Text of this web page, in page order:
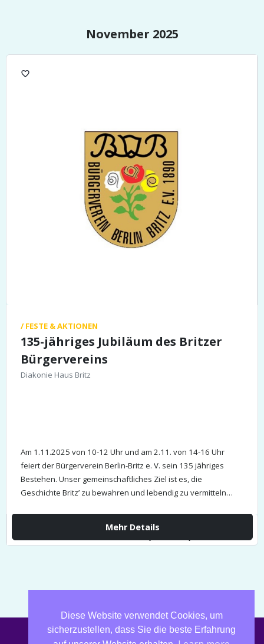
November 2025
favorite_border
/ FESTE & AKTIONEN
135-jähriges Jubiläum des Britzer
Bürgervereins
Diakonie Haus Britz
Am 1.11.2025 von 10-12 Uhr und am 2.11. von 14-16 Uhr
feiert der Bürgerverein Berlin-Britz e. V. sein 135 jähriges
Bestehen. Unser gemeinschaftliches Ziel ist es, die
Geschichte Britz’ zu bewahren und lebendig zu vermitteln…
Mehr Details
IMPRESSUM UND DATENSCHUTZ
Diese Website verwendet Cookies, um
sicherzustellen, dass Sie die beste Erfahrung